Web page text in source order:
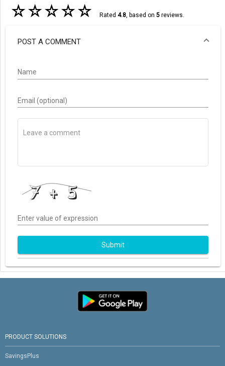
☆☆☆☆☆ Rated 4.8, based on 5reviews.
POST A COMMENT
Name
Email (optional)
Enter value of expression
Submit
PRODUCT SOLUTIONS
SavingsPlus